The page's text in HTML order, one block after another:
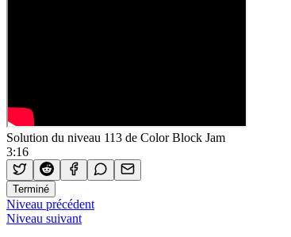
Solution du niveau 113 de Color Block Jam
3:16
Terminé
Niveau précédent
Niveau suivant